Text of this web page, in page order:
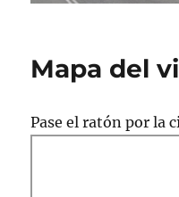
Mapa del
Pase el ratón por la